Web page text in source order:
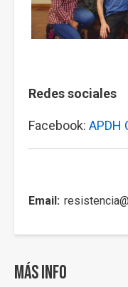
Redes sociales
Facebook: APDH
Email
Más info